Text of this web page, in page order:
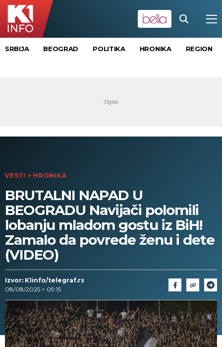
SRBIJA BEOGRAD POLITIKA HRONIKA REGION
VESTI > HRONIKA
BRUTALNI NAPAD U
BEOGRADU Navijači polomili
lobanju mladom gostu iz BiH!
Zamalo da povrede ženu i dete
(VIDEO)
Izvor: K1info/telegraf.rs
08/08/2025 > 09:15